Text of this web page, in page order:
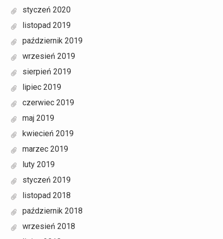
styczeń 2020
listopad 2019
październik 2019
wrzesień 2019
sierpień 2019
lipiec 2019
czerwiec 2019
maj 2019
kwiecień 2019
marzec 2019
luty 2019
styczeń 2019
listopad 2018
październik 2018
wrzesień 2018